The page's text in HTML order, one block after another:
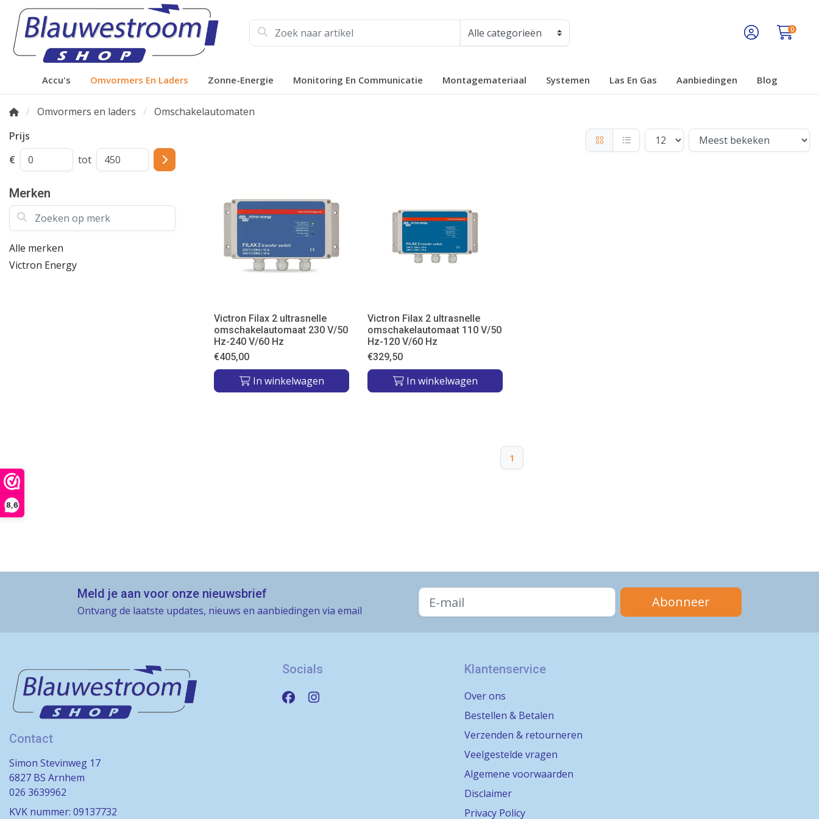
8,6
0
Accu's Omvormers En Laders Zonne-Energie Monitoring En Communicatie Montagemateriaal Systemen Las En Gas Aanbiedingen Blog
Omvormers en laders
Omschakelautomaten
Prijs
€
tot
Merken
Zoeken op merk
Alle merken
Victron Energy
Victron Filax 2 ultrasnelle
omschakelautomaat 230 V/50
Hz-240 V/60 Hz
€405,00
In winkelwagen
Victron Filax 2 ultrasnelle
omschakelautomaat 110 V/50
Hz-120 V/60 Hz
€329,50
In winkelwagen
1
Meld je aan voor onze nieuwsbrief
Ontvang de laatste updates, nieuws en aanbiedingen via email
Abonneer
Contact
Simon Stevinweg 17
6827 BS Arnhem
026 3639962
KVK nummer: 09137732
Socials Klantenservice
Over ons
Bestellen & Betalen
Verzenden & retourneren
Veelgestelde vragen
Algemene voorwaarden
Disclaimer
Privacy Policy